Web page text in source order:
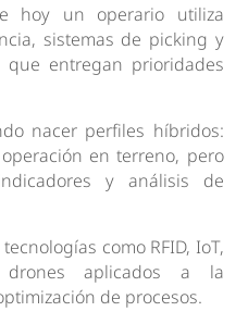
hoy un operario utiliza
sistemas de picking y
entregan prioridades
nacer perfiles híbridos:
en terreno, pero
y análisis de
como RFID, IoT,
aplicados a la
de procesos.